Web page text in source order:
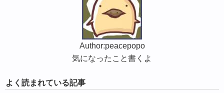
Author:peacepopo
気になったこと書くよ
よく読まれている記事